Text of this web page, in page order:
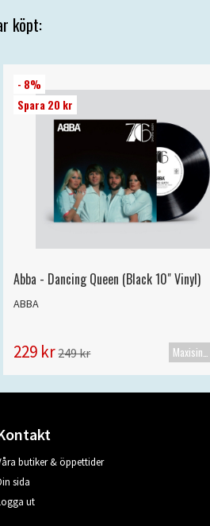
köpt:
- 8%
Spara 20 kr
Abba - Dancing Queen (Black 10" Vinyl)
ABBA
229 kr249 kr Maxisingel
butiker & öppettider
sida
ut